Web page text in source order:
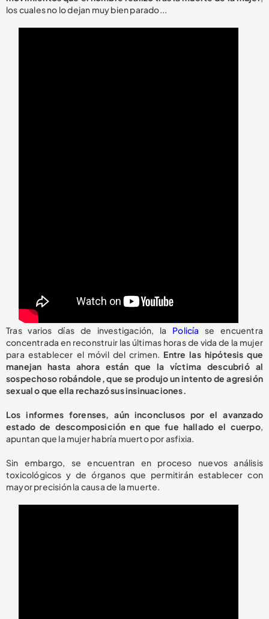
los cuales no lo dejan muy bien parado...
Tras varios días de investigación, la Policía se encuentra
concentrada en reconstruir las últimas horas de vida de la mujer
para establecer el móvil del crimen. Entre las hipótesis que
manejan hasta ahora están que la víctima descubrió al
sospechoso robándole, que se produjo un intento de agresión
sexual o que ella rechazó sus insinuaciones.
Los informes forenses, aún inconclusos por el avanzado
estado de descomposición en que fue hallado el cuerpo,
apuntan que la mujer habría muerto por asfixia.
Sin embargo, se encuentran en proceso nuevos análisis
toxicológicos y de órganos que permitirán establecer con
mayor precisión la causa de la muerte.